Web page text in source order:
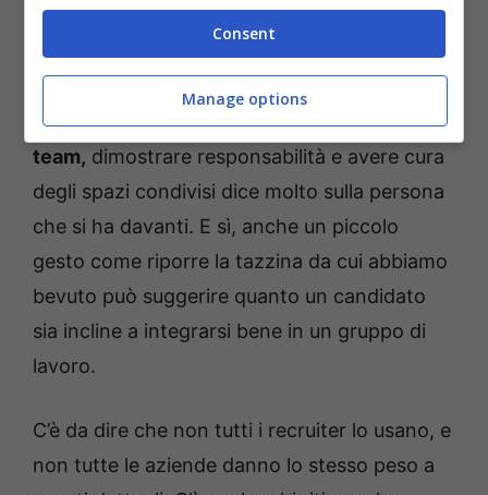
In un ambiente di lavoro, le soft skills sono
spesso più importanti delle competenze
tecniche. Questo perchésaper lavorare in
team, dimostrare responsabilità e avere cura
degli spazi condivisi dice molto sulla persona
che si ha davanti. E sì, anche un piccolo
gesto come riporre la tazzina da cui abbiamo
bevuto può suggerire quanto un candidato
sia incline a integrarsi bene in un gruppo di
lavoro.
C’è da dire che non tutti i recruiter lo usano, e
non tutte le aziende danno lo stesso peso a
Consent
Manage options